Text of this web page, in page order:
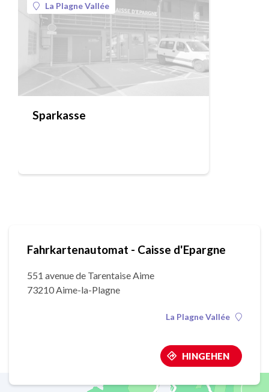
La Plagne Vallée
Sparkasse
Fahrkartenautomat - Caisse d'Epargne
551 avenue de Tarentaise Aime
73210 Aime-la-Plagne
La Plagne Vallée
HINGEHEN